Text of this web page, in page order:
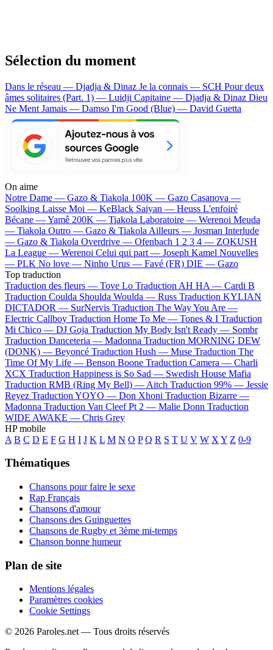
Sélection du moment
Dans le réseau — Djadja & Dinaz Je la connais — SCH Pour deux
âmes solitaires (Part. 1) — Luidji Capitaine — Djadja & Dinaz Dieu
Ne Ment Jamais — Damso I'm Good (Blue) — David Guetta
On aime
Notre Dame — Gazo & Tiakola 100K — Gazo Casanova —
Soolking Laisse Moi — KeBlack Saiyan — Heuss L'enfoiré
Bécane —Yamê 200K — Tiakola Laboratoire — Werenoi Meuda
— Tiakola Outro — Gazo & Tiakola Ailleurs — Josman Interlude
— Gazo & Tiakola Overdrive — Ofenbach 1 2 3 4 — ZOKUSH
La League — Werenoi Celui qui part — Joseph Kamel Nouvelles
— PLK No love — Ninho Urus — Favé (FR) DIE — Gazo
Top traduction
Traduction des fleurs — Tove Lo Traduction AH HA — Cardi B
Traduction Coulda Shoulda Woulda — Russ Traduction KYLIAN
DICTADOR — SurNervis Traduction The Way You Are —
Electric Callboy Traduction Home To Me — Tones & I Traduction
Mi Chico — DJ Goja Traduction My Body Isn't Ready — Sombr
Traduction Danceteria — Madonna Traduction MORNING DEW
(DONK) — Beyoncé Traduction Hush — Muse Traduction The
Time Of My Life — Benson Boone Traduction Camera — Charli
XCX Traduction Happiness is So Sad — Swedish House Mafia
Traduction RMB (Ring My Bell) — Aitch Traduction 99% — Jessie
Reyez Traduction YOYO — Don Xhoni Traduction Bizarre —
Madonna Traduction Van Cleef Pt 2 — Malie Donn Traduction
WIDE AWAKE — Chris Grey
HP mobile
A B C D E F G H I J K L M N O P Q R S T U V W X Y Z 0-9
Thématiques
Chansons pour faire le sexe
Rap Français
Chansons d'amour
Chansons des Guinguettes
Chansons de Rugby et 3ème mi-temps
Chanson bonne humeur
Plan de site
Mentions légales
Paramètres cookies
Cookie Settings
© 2026 Paroles.net — Tous droits réservés